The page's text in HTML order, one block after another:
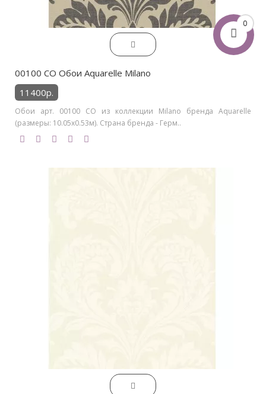
0
00100 CO Обои Aquarelle Milano
11400р.
Обои арт. 00100 CO из коллекции Milano бренда Aquarelle
(размеры: 10.05х0.53м). Страна бренда - Герм..